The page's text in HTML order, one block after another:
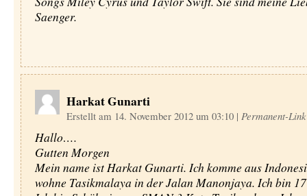
Saenger.
Harkat Gunarti
Erstellt am 14. November 2012 um 03:10 | Permanent-Link
Hallo….
Gutten Morgen
Mein name ist Harkat Gunarti. Ich komme aus
wohne Tasikmalaya in der Jalan Manonjaya. Ich bin